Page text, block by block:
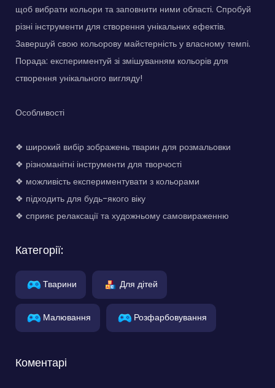
щоб вибрати кольори та заповнити ними області. Спробуй
різні інструменти для створення унікальних ефектів.
Завершуй свою кольорову майстерність у власному темпі.
Порада: експериментуй зі змішуванням кольорів для
створення унікального вигляду!
Особливості
❖ широкий вибір зображень тварин для розмальовки
❖ різноманітні інструменти для творчості
❖ можливість експериментувати з кольорами
❖ підходить для будь-якого віку
❖ сприяє релаксації та художньому самовираженню
Категорії:
Тварини Для дітей
Малювання Розфарбовування
Коментарі